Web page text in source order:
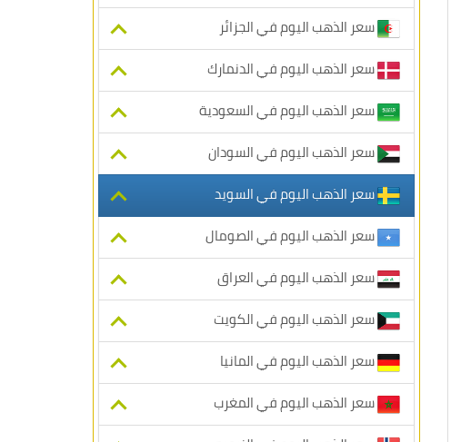
سعر الذهب اليوم في الجزائر
سعر الذهب اليوم في الدنمارك
سعر الذهب اليوم في السعودية
سعر الذهب اليوم في السودان
سعر الذهب اليوم في السويد
سعر الذهب اليوم في الصومال
سعر الذهب اليوم في العراق
سعر الذهب اليوم في الكويت
سعر الذهب اليوم في المانيا
سعر الذهب اليوم في المغرب